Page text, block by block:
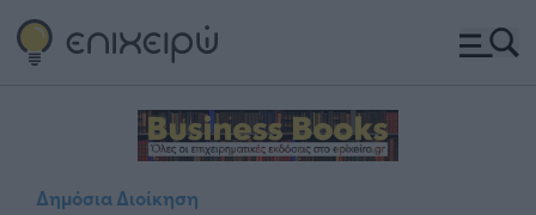
Δημόσια Διοίκηση